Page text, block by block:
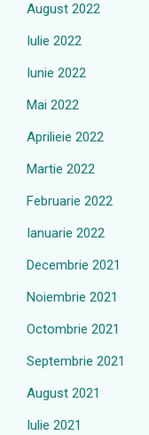
August 2022
Iulie 2022
Iunie 2022
Mai 2022
Aprilieie 2022
Martie 2022
Februarie 2022
Ianuarie 2022
Decembrie 2021
Noiembrie 2021
Octombrie 2021
Septembrie 2021
August 2021
Iulie 2021